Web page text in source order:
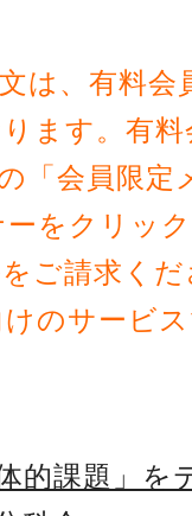
は、有料会
ます。有
「会員限定
ーをクリッ
ご請求く
けのサービ
的課題」を